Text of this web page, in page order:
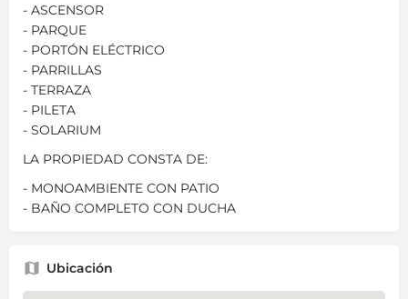
- ASCENSOR
- PARQUE
- PORTÓN ELÉCTRICO
- PARRILLAS
- TERRAZA
- PILETA
- SOLARIUM
LA PROPIEDAD CONSTA DE:
- MONOAMBIENTE CON PATIO
- BAÑO COMPLETO CON DUCHA
Ubicación